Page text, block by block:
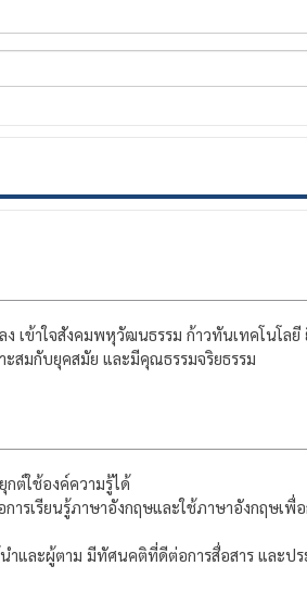
าใจสังคมพหุวัฒนธรรม ก้าวทันเทคโนโลยี
ะสมกับยุคสมัย และมีคุณธรรมจริยธรรม
ต์ใช้องค์ความรู้ได้
เรียนรู้ภาษาอังกฤษและใช้ภาษาอังกฤษเพื่อ
ละผู้ตาม มีทัศนคติที่ดีต่อการสื่อสาร และปร